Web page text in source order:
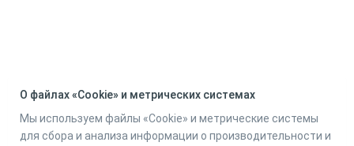
О файлах «Cookie» и метрических системах
Мы используем файлы «Cookie» и метрические системы
для сбора и анализа информации о производительности и